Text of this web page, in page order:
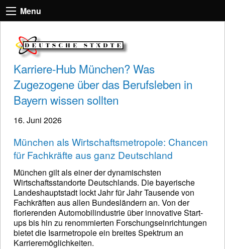
Menu
Karriere-Hub München? Was
Zugezogene über das Berufsleben in
Bayern wissen sollten
16. Juni 2026
München als Wirtschaftsmetropole: Chancen
für Fachkräfte aus ganz Deutschland
München gilt als einer der dynamischsten
Wirtschaftsstandorte Deutschlands. Die bayerische
Landeshauptstadt lockt Jahr für Jahr Tausende von
Fachkräften aus allen Bundesländern an. Von der
florierenden Automobilindustrie über innovative Start-
ups bis hin zu renommierten Forschungseinrichtungen
bietet die Isarmetropole ein breites Spektrum an
Karrieremöglichkeiten.